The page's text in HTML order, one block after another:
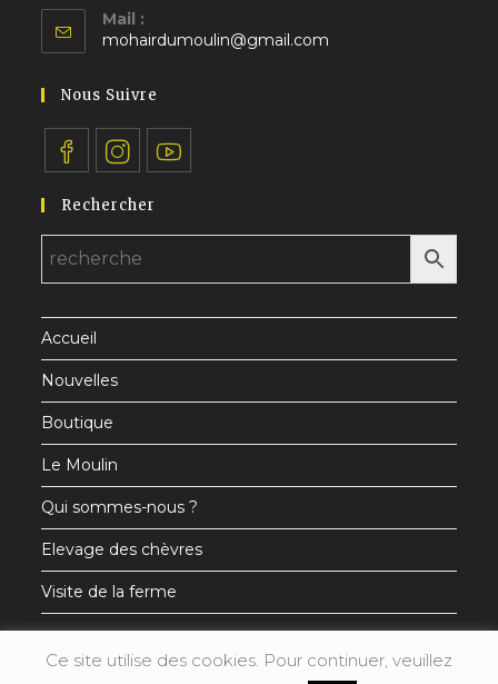
nouvel
onglet
dans
votre
Mail :
mohairdumoulin@gmail.com
Nous Suivre
dans
un
nouvel
dans
un
nouvel
dans
un
Rechercher
Accueil
Nouvelles
Boutique
Le Moulin
Qui sommes-nous ?
Elevage des chèvres
Visite de la ferme
Ce site utilise des cookies. Pour continuer, veuillez